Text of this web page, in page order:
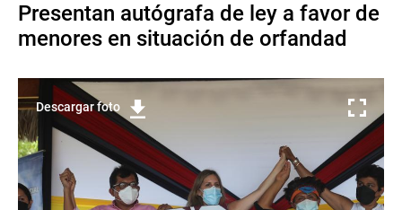
Presentan autógrafa de ley a favor de
menores en situación de orfandad
Descargar foto